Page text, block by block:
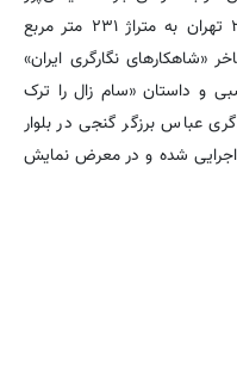
و مجری‌گری امید ذوالقدری در منطقه ۲۱ تهران به متراژ ۲۳۱ متر مربع
«شاهکارهای نگارگری ایران»
و داستان «سام زال را ترک
عباس برزگر گنجی در بلوار
به متراژ ۳۸۸ متر مربع اجرایی شده و در معرض نمایش